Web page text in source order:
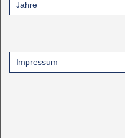
Jahre
Impressum